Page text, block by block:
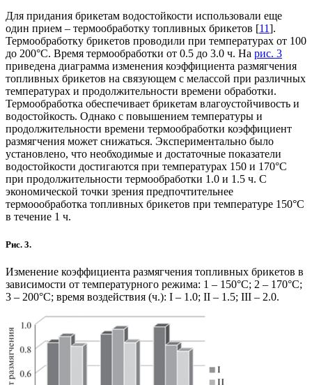
Для придания брикетам водостойкости использовали еще
один прием – термообработку топливных брикетов [11].
Термообработку брикетов проводили при температурах от 100
до 200°С. Время термообработки от 0.5 до 3.0 ч. На рис. 3
приведена диаграмма изменения коэффициента размягчения
топливных брикетов на связующем с мелассой при различных
температурах и продолжительности времени обработки.
Термообработка обеспечивает брикетам влагоустойчивость и
водостойкость. Однако с повышением температуры и
продолжительности времени термообработки коэффициент
размягчения может снижаться. Экспериментально было
установлено, что необходимые и достаточные показатели
водостойкости достигаются при температурах 150 и 170°С
при продолжительности термообработки 1.0 и 1.5 ч. С
экономической точки зрения предпочтительнее
термоообработка топливных брикетов при температуре 150°С
в течение 1 ч.
Рис. 3.
Изменение коэффициента размягчения топливных брикетов в
зависимости от температурного режима: 1 – 150°С; 2 – 170°С;
3 – 200°С; время воздействия (ч.): I – 1.0; II – 1.5; III – 2.0.